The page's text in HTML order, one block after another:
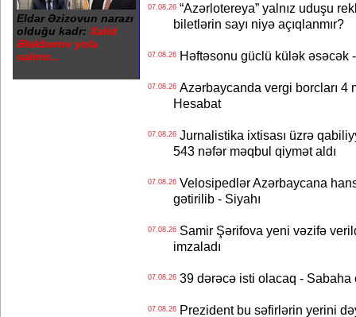
Eldar Əzizovun narazı
olduğu kadr: Xalid
Ələkbərov yola
salınır...
07.08.26“Azərlotereya” yalnız uduşu
biletlərin sayı niyə açıqlanmır?
07.08.26Həftəsonu güclü külək əsəcək
07.08.26Azərbaycanda vergi borcları 4
Hesabat
07.08.26Jurnalistika ixtisası üzrə
543 nəfər məqbul qiymət aldı
07.08.26Velosipedlər Azərbaycana
gətirilib - Siyahı
07.08.26Samir Şərifova yeni vəzifə
imzaladı
07.08.2639 dərəcə isti olacaq - Sabaha
07.08.26Prezident bu səfirlərin yerini